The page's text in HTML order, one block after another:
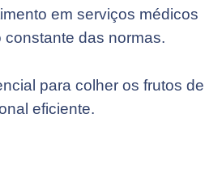
em serviços médicos
das normas.
para colher os frutos de
eficiente.